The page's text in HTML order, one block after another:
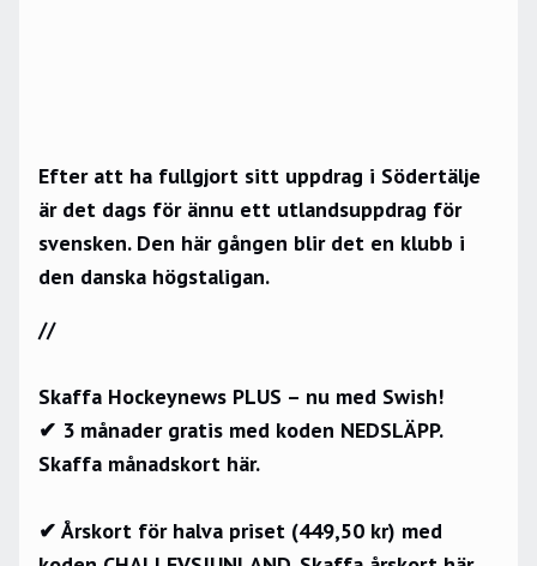
Efter att ha fullgjort sitt uppdrag i Södertälje
är det dags för ännu ett utlandsuppdrag för
svensken. Den här gången blir det en klubb i
den danska högstaligan.
//
Skaffa Hockeynews PLUS – nu med Swish!
✔ 3 månader gratis med koden NEDSLÄPP.
Skaffa månadskort här.
✔ Årskort för halva priset (449,50 kr) med